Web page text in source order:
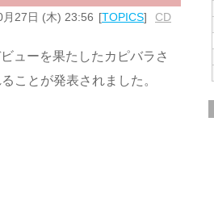
27日 (木) 23:56 TOPICS CD
ューを果たしたカピバラさ
ことが発表されました。